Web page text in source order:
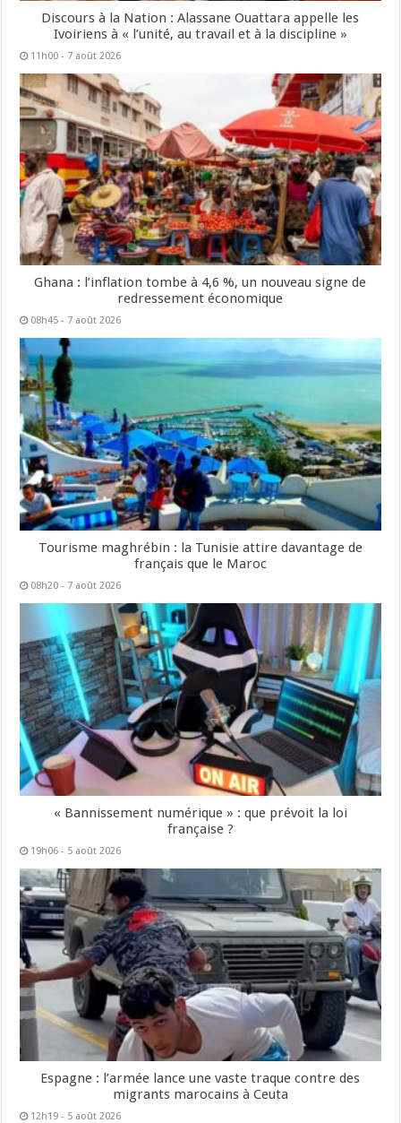
Discours à la Nation : Alassane Ouattara appelle les
Ivoiriens à « l’unité, au travail et à la discipline »
11h00 - 7 août 2026
Ghana : l’inflation tombe à 4,6 %, un nouveau signe de
redressement économique
08h45 - 7 août 2026
Tourisme maghrébin : la Tunisie attire davantage de
français que le Maroc
08h20 - 7 août 2026
« Bannissement numérique » : que prévoit la loi
française ?
19h06 - 5 août 2026
Espagne : l’armée lance une vaste traque contre des
migrants marocains à Ceuta
12h19 - 5 août 2026